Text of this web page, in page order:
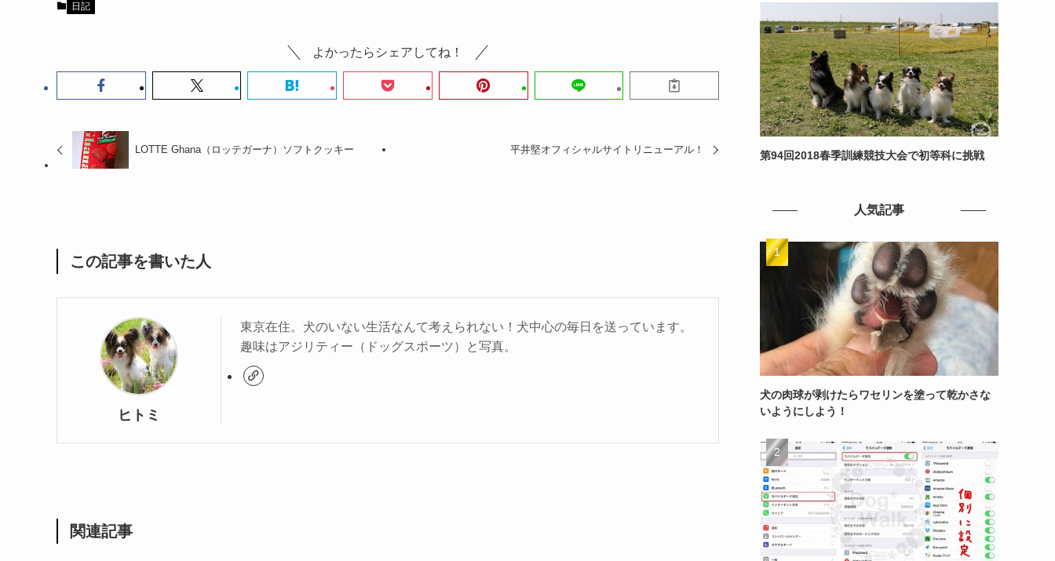
日記
よかったらシェアしてね！
LOTTE Ghana（ロッテガーナ）ソフトクッキー 平井堅オフィシャルサイトリニューアル！
この記事を書いた人
ヒトミ
東京在住。犬のいない生活なんて考えられない！犬中心の毎日を送っています。
趣味はアジリティー（ドッグスポーツ）と写真。
関連記事
第94回2018春季訓練競技大会で初等科に挑戦
人気記事
犬の肉球が剥けたらワセリンを塗って乾かさな
いようにしよう！